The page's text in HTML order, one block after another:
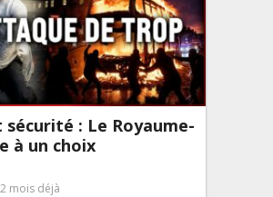
sécurité : Le Royaume-
à un choix
2 mois déjà